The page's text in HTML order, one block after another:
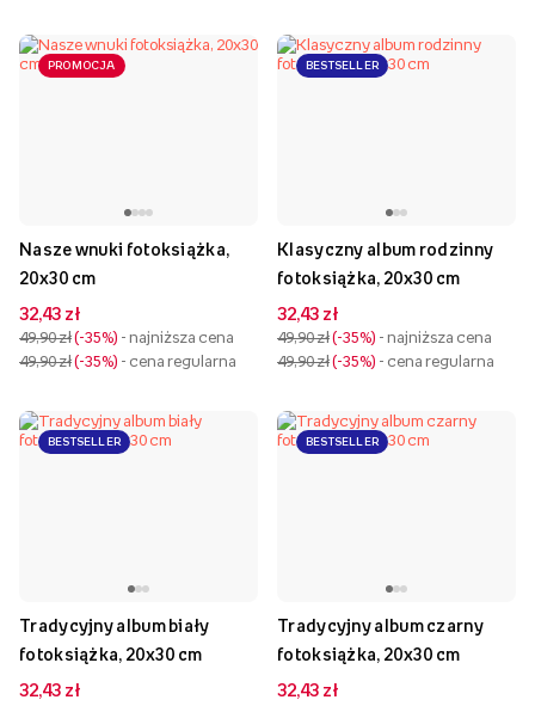
PROMOCJA
Nasze wnuki fotoksiążka,
20x30 cm
32,43 zł
49,90 zł -35% - najniższa cena
49,90 zł -35% - cena regularna
BESTSELLER
Klasyczny album rodzinny
fotoksiążka, 20x30 cm
32,43 zł
49,90 zł -35% - najniższa cena
49,90 zł -35% - cena regularna
BESTSELLER
Tradycyjny album biały
fotoksiążka, 20x30 cm
32,43 zł
BESTSELLER
Tradycyjny album czarny
fotoksiążka, 20x30 cm
32,43 zł